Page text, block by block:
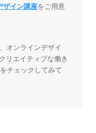
ザイン講座をご用意
オンラインデザイ
リエイティブな働き
をチェックしてみて